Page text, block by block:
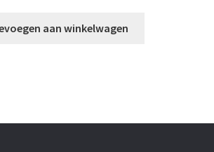
aan winkelwagen